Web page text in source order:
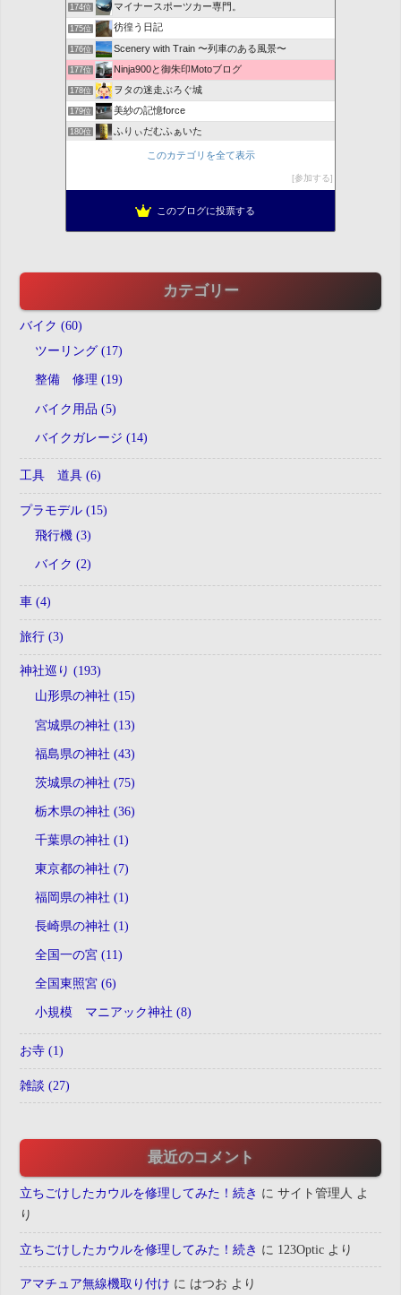
174位 マイナースポーツカー専門。
175位 彷徨う日記
176位 Scenery with Train 〜列車のある風景〜
177位 Ninja900と御朱印Motoブログ
178位 ヲタの迷走ぶろぐ城
179位 美紗の記憶force
180位 ふりぃだむふぁいた
発達障害ファミリーの日常
トイズキング関西買取センター
Crock diary 廃人日記
このカテゴリを全て表示
参加する
このブログに投票する
カテゴリー
バイク (60)
ツーリング (17)
整備 修理 (19)
バイク用品 (5)
バイクガレージ (14)
工具 道具 (6)
プラモデル (15)
飛行機 (3)
バイク (2)
車 (4)
旅行 (3)
神社巡り (193)
山形県の神社 (15)
宮城県の神社 (13)
福島県の神社 (43)
茨城県の神社 (75)
栃木県の神社 (36)
千葉県の神社 (1)
東京都の神社 (7)
福岡県の神社 (1)
長崎県の神社 (1)
全国一の宮 (11)
全国東照宮 (6)
小規模 マニアック神社 (8)
お寺 (1)
雑談 (27)
最近のコメント
立ちごけしたカウルを修理してみた！続き にサイト管理人 よ
り
立ちごけしたカウルを修理してみた！続き に 123Optic より
アマチュア無線機取り付け に はつお より